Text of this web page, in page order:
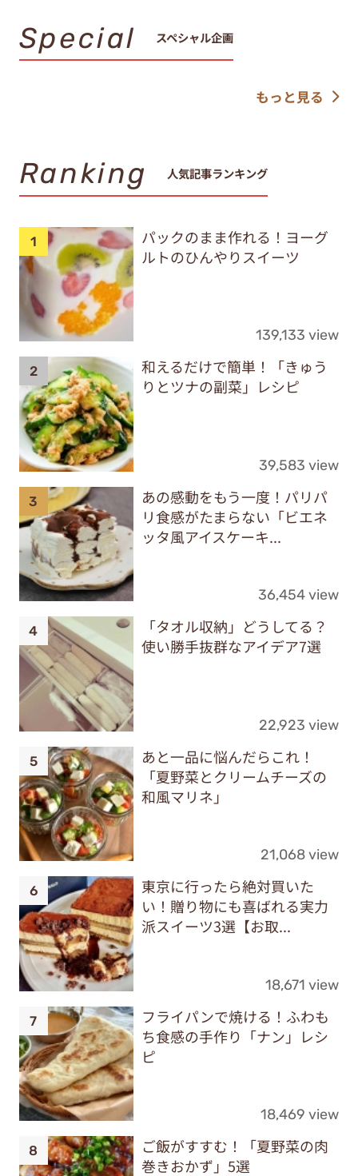
Special スペシャル企画
もっと見る
Ranking 人気記事ランキング
パックのまま作れる！ヨーグ
ルトのひんやりスイーツ
139,133 view
和えるだけで簡単！「きゅう
りとツナの副菜」レシピ
39,583 view
あの感動をもう一度！パリパ
リ食感がたまらない「ビエネ
ッタ風アイスケーキ...
36,454 view
「タオル収納」どうしてる？
使い勝手抜群なアイデア7選
22,923 view
あと一品に悩んだらこれ！
「夏野菜とクリームチーズの
和風マリネ」
21,068 view
東京に行ったら絶対買いた
い！贈り物にも喜ばれる実力
派スイーツ3選【お取...
18,671 view
フライパンで焼ける！ふわも
ち食感の手作り「ナン」レシ
ピ
18,469 view
ご飯がすすむ！「夏野菜の肉
巻きおかず」5選